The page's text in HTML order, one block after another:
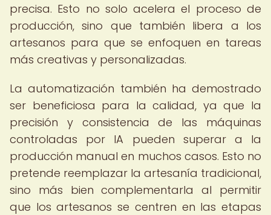
precisa. Esto no solo acelera el proceso de
producción, sino que también libera a los
artesanos para que se enfoquen en tareas
más creativas y personalizadas.
La automatización también ha demostrado
ser beneficiosa para la calidad, ya que la
precisión y consistencia de las máquinas
controladas por IA pueden superar a la
producción manual en muchos casos. Esto no
pretende reemplazar la artesanía tradicional,
sino más bien complementarla al permitir
que los artesanos se centren en las etapas